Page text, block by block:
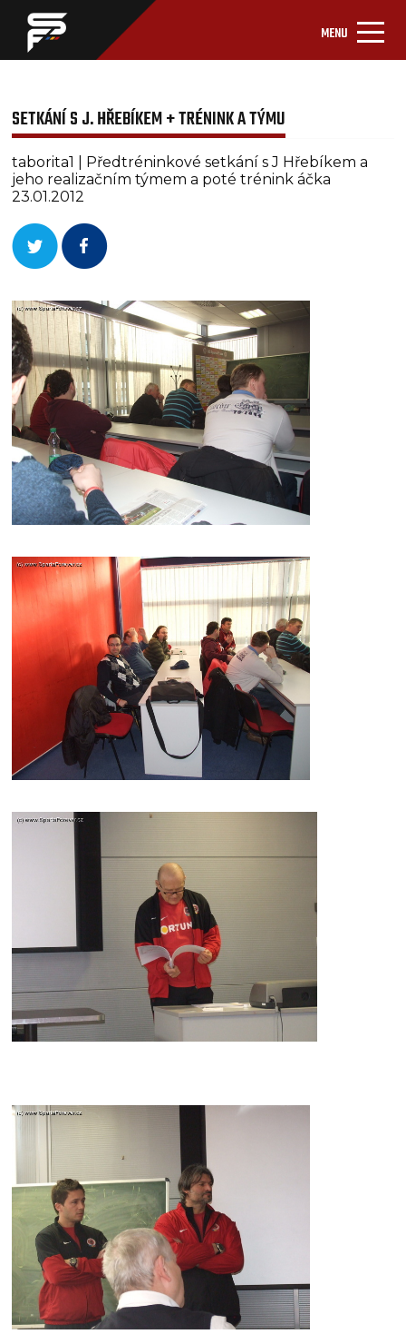
MENU
SETKÁNÍ S J. HŘEBÍKEM + TRÉNINK A TÝMU
taborita1 | Předtréninkové setkání s J Hřebíkem a
jeho realizačním týmem a poté trénink áčka
23.01.2012